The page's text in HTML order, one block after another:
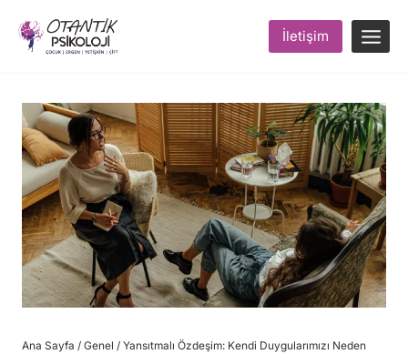
content
İletişim
Ana Sayfa / Genel / Yansıtmalı Özdeşim: Kendi Duygularımızı Neden